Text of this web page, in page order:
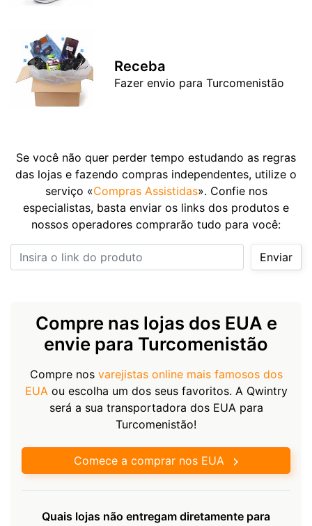
Receba
Fazer envio para Turcomenistão
Se você não quer perder tempo estudando as regras
das lojas e fazendo compras independentes, utilize o
serviço «Compras Assistidas». Confie nos
especialistas, basta enviar os links dos produtos e
nossos operadores comprarão tudo para você:
Insira o link do produto
Enviar
Compre nas lojas dos EUA e
envie para Turcomenistão
Compre nos varejistas online mais famosos dos
EUAou escolha um dos seus favoritos. A Qwintry
será a sua transportadora dos EUA para
Turcomenistão!
Comece a comprar nos EUA
Quais lojas não entregam diretamente para